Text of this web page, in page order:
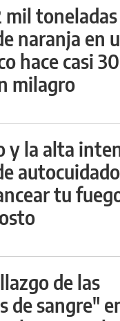
mil
naranja en
hace casi
milagro
y la alta
tu
de las
de sangre"